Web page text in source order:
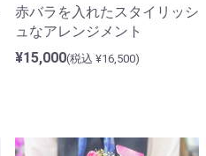
赤バラを入れたスタイリッシ
ュなアレンジメント
¥15,000(税込 ¥16,500)